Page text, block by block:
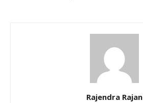
Rajendra Rajan